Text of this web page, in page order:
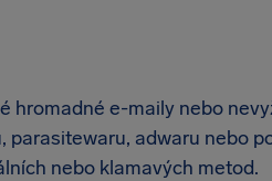
hromadné e-maily nebo
parasitewaru, adwaru nebo
nebo klamavých metod.